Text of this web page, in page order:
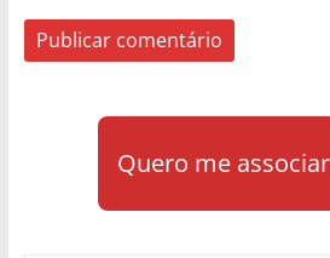
Quero me